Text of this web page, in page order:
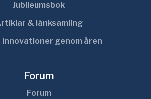
Jubileumsbok
& länksamling
innovationer genom åren
Forum
Forum